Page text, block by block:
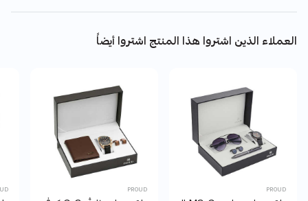
العملاء الذين اشتروا هذا المنتج اشتروا أيضاً
PROUD
PROUD